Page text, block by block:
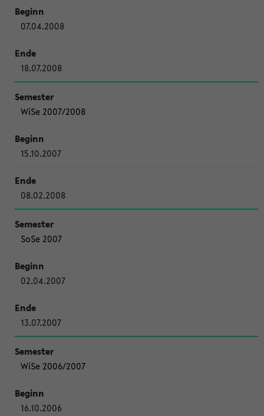
07.04.2008
18.07.2008
WiSe 2007/2008
15.10.2007
08.02.2008
SoSe 2007
02.04.2007
13.07.2007
WiSe 2006/2007
16.10.2006